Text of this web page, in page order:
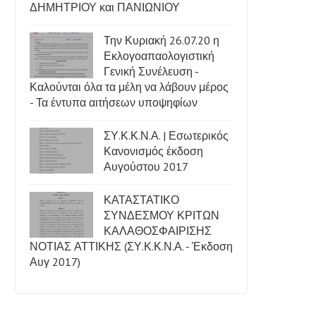
ΔΗΜΗΤΡΙΟΥ και ΠΑΝΙΩΝΙΟΥ
Την Κυριακή 26.07.20 η
Εκλογοαπαολογιστική
Γενική Συνέλευση -
Καλούνται όλα τα μέλη να λάβουν μέρος
- Τα έντυπα αιτήσεων υποψηφίων
ΣΥ.Κ.Κ.Ν.Α. | Εσωτερικός
Κανονισμός έκδοση
Αυγούστου 2017
ΚΑΤΑΣΤΑΤΙΚΟ
ΣΥΝΔΕΣΜΟΥ ΚΡΙΤΩΝ
ΚΑΛΑΘΟΣΦΑΙΡΙΣΗΣ
ΝΟΤΙΑΣ ΑΤΤΙΚΗΣ (ΣΥ.Κ.Κ.Ν.Α. - Έκδοση
Αυγ 2017)